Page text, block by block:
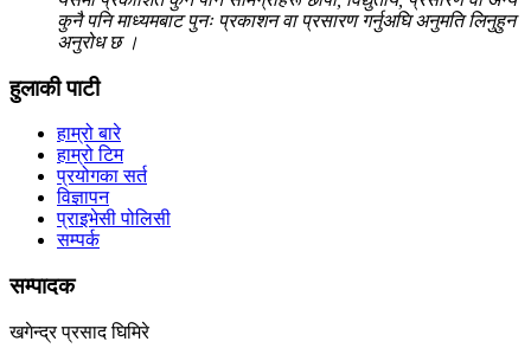
कुनै पनि माध्यमबाट पुनः प्रकाशन वा प्रसारण गर्नुअघि अनुमति लिनुहुन
अनुरोध छ ।
हुलाकी पाटी
हाम्रो बारे
हाम्रो टिम
प्रयोगका सर्त
विज्ञापन
प्राइभेसी पोलिसी
सम्पर्क
सम्पादक
खगेन्द्र प्रसाद घिमिरे